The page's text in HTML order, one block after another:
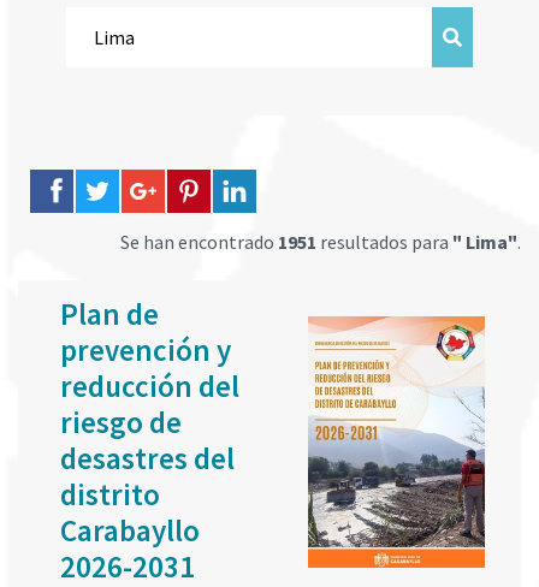
Se han encontrado 1951 resultados para " Lima".
Plan de
prevención y
reducción del
riesgo de
desastres del
distrito
Carabayllo
2026-2031